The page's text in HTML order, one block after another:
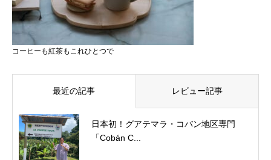
コーヒーも紅茶もこれひとつで
最近の記事 レビュー記事
日本初！グアテマラ・コバン地区専門
「Cobán C...